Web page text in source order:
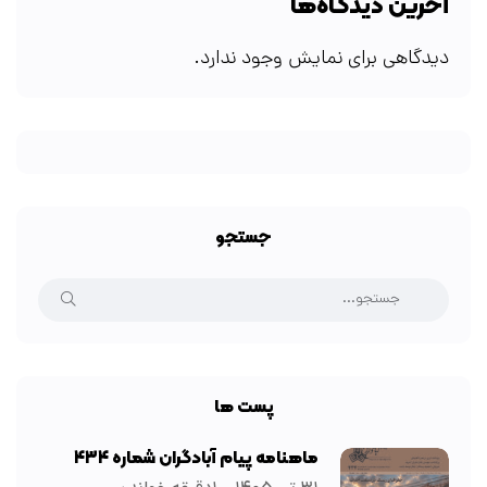
دیدگاهی برای نمایش وجود ندارد.
جستجو
پست ها
ماهنامه پیام آبادگران شماره ۴۳۴